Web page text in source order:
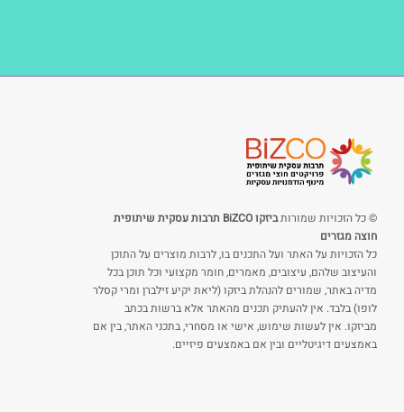
© כל הזכויות שמורות
ביזקו BiZCO תרבות עסקית שיתופית
חוצה מגזרים
כל הזכויות על האתר ועל התכנים בו, לרבות מוצרים על התוכן
והעיצוב שלהם, עיצובים, מאמרים, חומר מקצועי וכל תוכן בכל
מדיה באתר, שמורים להנהלת ביזקו (ליאת יקיע זילברן ומרי קסלר
לופו) בלבד. אין להעתיק תכנים מהאתר אלא ברשות בכתב
מביזקו. אין לעשות שימוש, אישי או מסחרי, בתכני האתר, בין אם
באמצעים דיגיטליים ובין אם באמצעים פיזיים.